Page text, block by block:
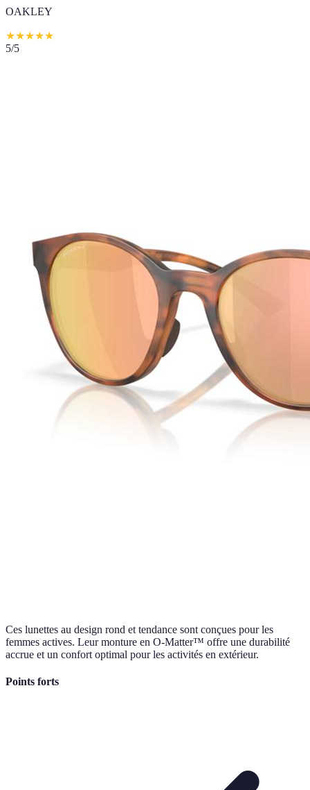
OAKLEY
★★★★★
5/5
Ces lunettes au design rond et tendance sont conçues pour les
femmes actives. Leur monture en O-Matter™ offre une durabilité
accrue et un confort optimal pour les activités en extérieur.
Points forts